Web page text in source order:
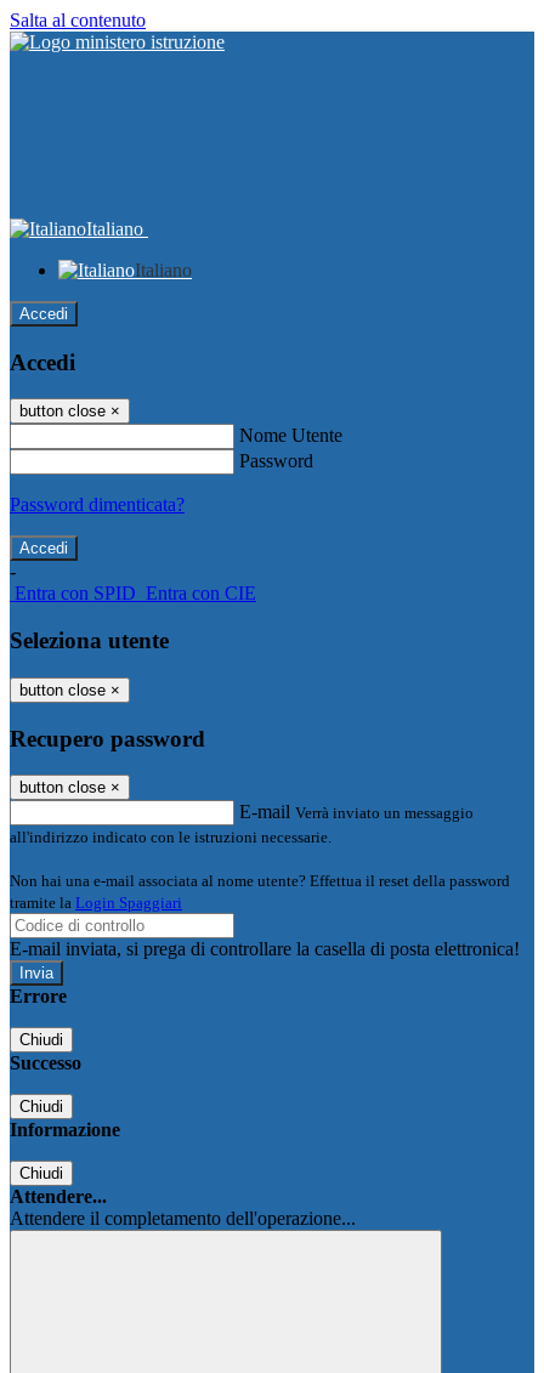
Salta al contenuto
Italiano
Italiano
Accedi
Accedi
button close ×
Nome Utente
Password
Password dimenticata?
-
Entra con SPID Entra con CIE
Seleziona utente
button close ×
Recupero password
button close ×
E-mail Verrà inviato un messaggio
all'indirizzo indicato con le istruzioni necessarie.
Non hai una e-mail associata al nome utente? Effettua il reset della password
tramite la Login Spaggiari
E-mail inviata, si prega di controllare la casella di posta elettronica!
Errore
Chiudi
Successo
Chiudi
Informazione
Chiudi
Attendere...
Attendere il completamento dell'operazione...